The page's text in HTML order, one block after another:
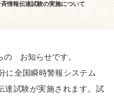
斉情報伝達試験の実施について
お知らせです。
に全国瞬時警報システム
達試験が実施されます。試